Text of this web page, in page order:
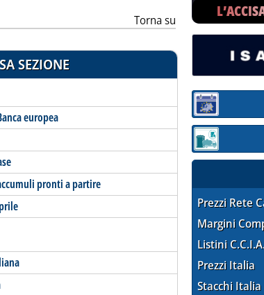
Torna su
SEZIONE
europea
pronti a partire
Sezione:
Sezione:
Prezzi Rete
Margini
Listini
Prezzi Italia
Stacchi Italia